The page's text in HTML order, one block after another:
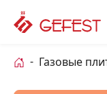
Газовые